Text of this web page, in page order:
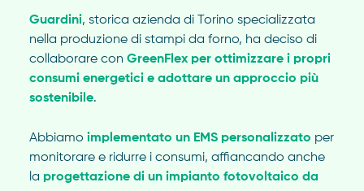
Guardini, storica azienda di Torino specializzata
nella produzione di stampi da forno, ha deciso di
collaborare con GreenFlex per ottimizzare i propri
consumi energetici e adottare un approccio più
sostenibile.
Abbiamo implementato un EMS personalizzato per
monitorare e ridurre i consumi, affiancando anche
la progettazione di un impianto fotovoltaico da